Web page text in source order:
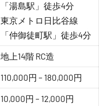
「湯島駅」徒歩4分
東京メトロ日比谷線
「仲御徒町駅」徒歩4分
地上14階 RC造
110,000円 – 180,000円
10,000円 – 12,000円